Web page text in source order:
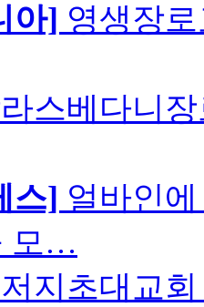
아] 영생장
스베다니
스] 얼바인
모…
지초대교